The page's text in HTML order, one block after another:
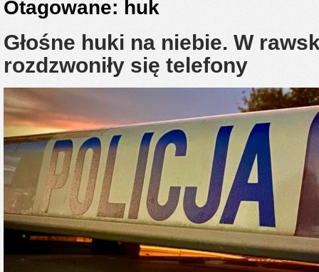
Otagowane: huk
Głośne huki na niebie. W
rozdzwoniły się telefony